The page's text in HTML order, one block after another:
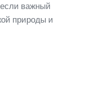
важный
природы и